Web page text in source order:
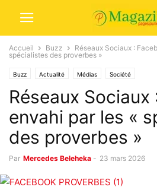
Accueil Buzz
Réseaux Sociaux :
spécialistes des proverbes »
Buzz Actualité Médias Société
Réseaux
envahi par les «
des proverbes »
Par Mercedes Beleheka - 23 mars 2026